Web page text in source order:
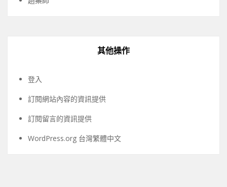
其他操作
登入
訂閱網站內容的資訊提供
訂閱留言的資訊提供
WordPress.org 台灣繁體中文